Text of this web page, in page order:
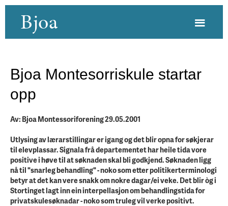
Bjoa
Bjoa Montesorriskule startar
opp
Av: Bjoa Montessoriforening 29.05.2001
Utlysing av lærarstillingar er igang og det blir opna for søkjerar
til elevplassar. Signala frå departementet har heile tida vore
positive i høve til at søknaden skal bli godkjend. Søknaden ligg
nå til "snarleg behandling" - noko som etter politikerterminologi
betyr at det kan vere snakk om nokre dagar/ei veke. Det blir òg i
Stortinget lagt inn ein interpellasjon om behandlingstida for
privatskulesøknadar - noko som truleg vil verke positivt.